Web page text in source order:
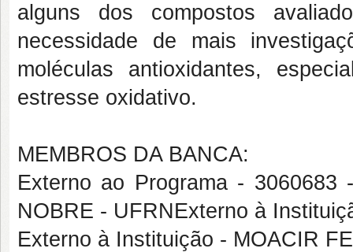
alguns dos compostos
necessidade de mais
moléculas antioxidantes,
estresse oxidativo.
MEMBROS DA BANCA:
Externo ao Programa - 3060683
NOBRE - UFRNExterno à
Externo à Instituição - MOACIR